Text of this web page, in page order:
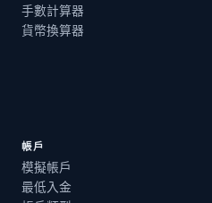
手數計算器
貨幣換算器
帳戶
模擬帳戶
最低入金